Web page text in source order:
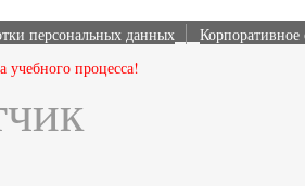
персональных данных
Корпоративное
процесса!